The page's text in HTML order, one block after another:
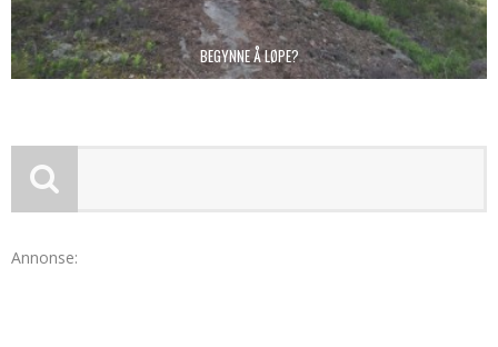
BEGYNNE Å LØPE?
Annonse: